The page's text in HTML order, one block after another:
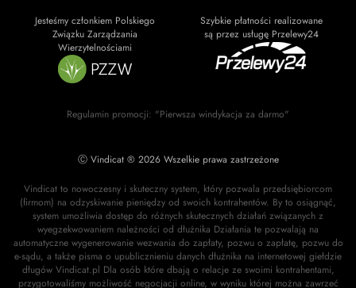
Jesteśmy członkiem Polskiego
Związku Zarządzania
Wierzytelnościami
Szybkie płatności realizowane
są przez usługę Przelewy24
Regulamin promocji: "Pierwsza windykacja za darmo"
Ⓒ Vindicat ® 2026 Wszelkie prawa zastrzeżone
Vindicat to nowoczesny i skuteczny system, który pozwala przedsiębiorcom
(firmom) na odzyskiwanie pieniędzy od swoich kontrahentów. By to osiągnąć,
system umożliwia dostęp do różnych skutecznych działań związanych z
wyegzekwowaniem należności od dłużnika Działania te pozwalają na
automatyczne wygenerowanie wezwania do zapłaty, pozwu o zapłatę, pozwu do
e-sądu, a także pisma o upublicznieniu danych dłużnika na internetowej giełdzie
długów Vindicat.pl Dla osób które dbają o relacje ze swoimi kontrahentami,
przygotowaliśmy możliwość negocjacji online, w wyniku której można zawrzeć